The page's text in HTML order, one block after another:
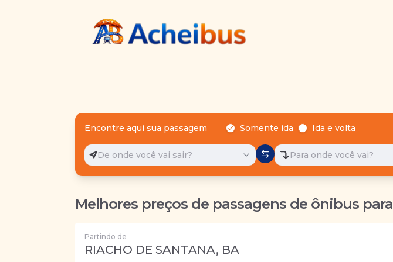
Encontre aqui sua passagem Somente ida Ida e volta
De onde você vai sair? Para onde você vai?
Melhores preços de passagens de ônibus para
Partindo de
RIACHO DE SANTANA, BA